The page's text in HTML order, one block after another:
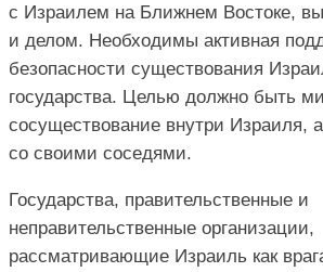
с Израилем на Ближнем Востоке,
и делом. Необходимы активная
безопасности существования
государства. Целью должно быть
сосуществование внутри Израиля,
со своими соседями.
Государства, правительственные и
неправительственные организации,
рассматривающие Израиль как